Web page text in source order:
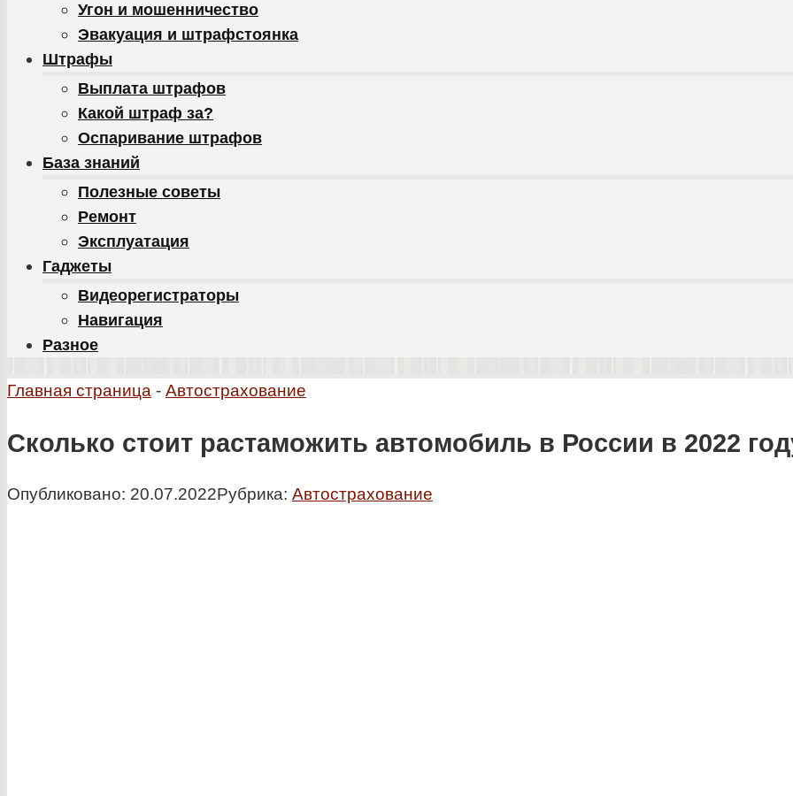
Угон и мошенничество
Эвакуация и штрафстоянка
Штрафы
Выплата штрафов
Какой штраф за?
Оспаривание штрафов
База знаний
Полезные советы
Ремонт
Эксплуатация
Гаджеты
Видеорегистраторы
Навигация
Разное
Главная страница - Автострахование
Сколько стоит растаможить автомобиль в России в 2022
Опубликовано: 20.07.2022Рубрика: Автострахование